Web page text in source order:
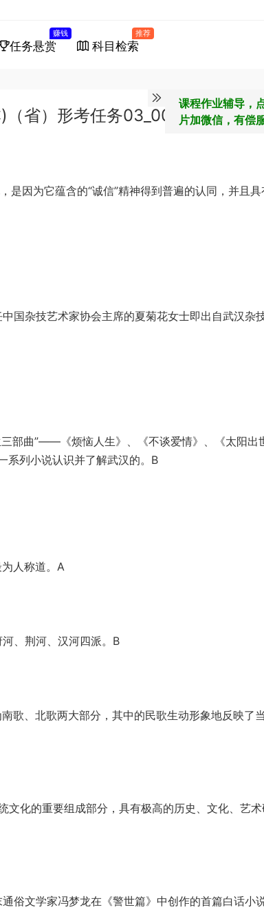
任务悬赏
赚钱
科目检索
推荐
（省）形考任务03_0058
是因为它蕴含的“诚信”精神得到普遍的认同，并且具
国杂技艺术家协会主席的夏菊花女士即出自武汉杂
部曲”——《烦恼人生》、《不谈爱情》、《太阳出
系列小说认识并了解武汉的。B
人称道。A
、荆河、汉河四派。B
歌、北歌两大部分，其中的民歌生动形象地反映了
文化的重要组成部分，具有极高的历史、文化、艺
俗文学家冯梦龙在《警世篇》中创作的首篇白话小
课程作业辅导，
片加微信，有偿